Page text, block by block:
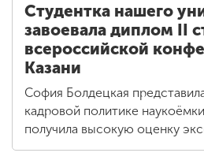
Студентка нашего
завоевала диплом II
всероссийской
Казани
София Болдецкая
кадровой политике
получила высокую оценку